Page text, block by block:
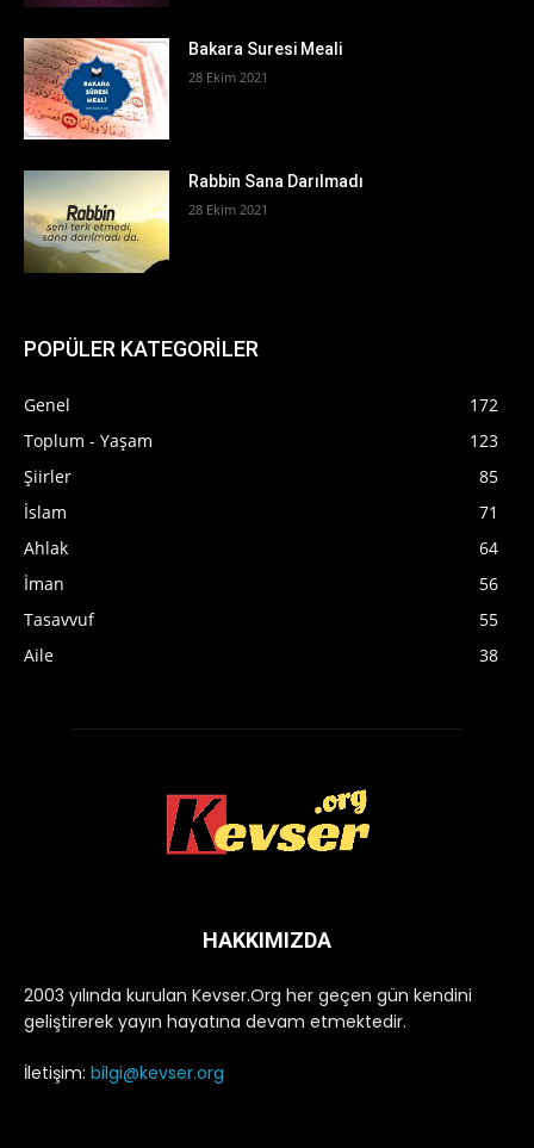
Bakara Suresi Meali
28 Ekim 2021
Rabbin Sana Darılmadı
28 Ekim 2021
POPÜLER KATEGORİLER
Genel
172
Toplum - Yaşam
123
Şiirler
85
İslam
71
Ahlak
64
İman
56
Tasavvuf
55
Aile
38
HAKKIMIZDA
2003 yılında kurulan Kevser.Org her geçen gün kendini
geliştirerek yayın hayatına devam etmektedir.
İletişim: bilgi@kevser.org